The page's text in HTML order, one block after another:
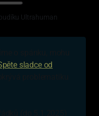
Ultrahuman
sladce od